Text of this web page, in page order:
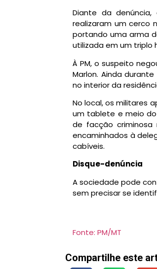
Diante da
realizaram um cerco
portando uma arma
utilizada em um triplo
À PM, o suspeito
Marlon. Ainda
no interior da
No local, os militares
um tablete e meio
de facção
encaminhados à
cabíveis.
Disque-denúncia
A sociedade pode
sem precisar se
Fonte: PM/MT
Compartilhe este